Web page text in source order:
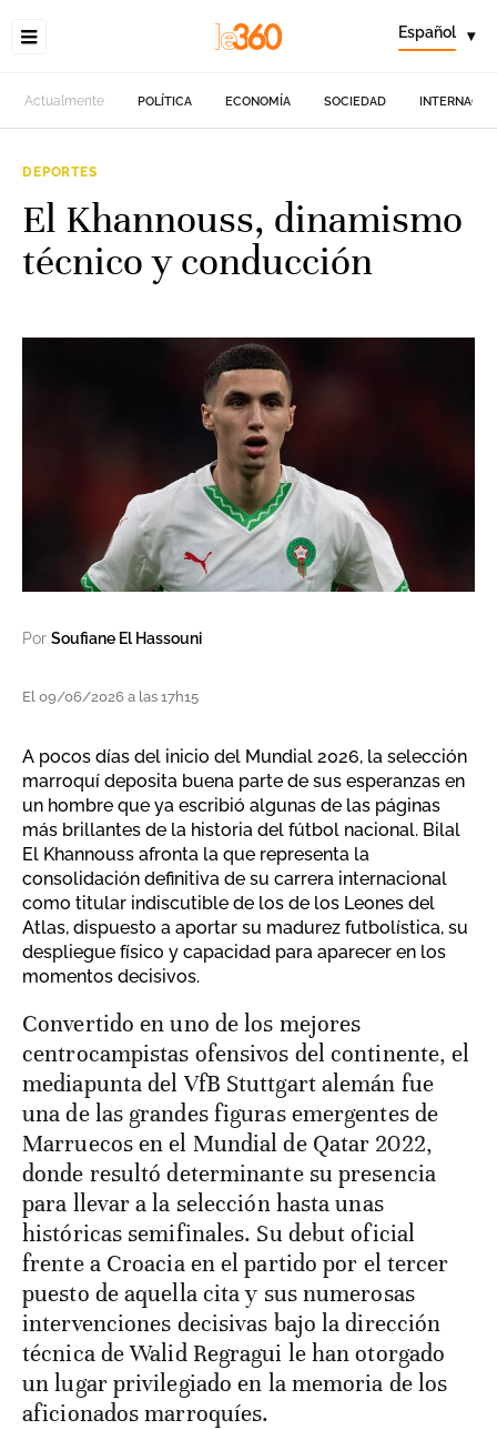
Español ▾
Actualmente POLÍTICA ECONOMÍA SOCIEDAD
DEPORTES
El Khannouss, dinamismo
técnico y conducción
Por Soufiane El Hassouni
El 09/06/2026 a las 17h15
A pocos días del inicio del Mundial 2026, la selección
marroquí deposita buena parte de sus esperanzas en
un hombre que ya escribió algunas de las páginas
más brillantes de la historia del fútbol nacional. Bilal
El Khannouss afronta la que representa la
consolidación definitiva de su carrera internacional
como titular indiscutible de los de los Leones del
Atlas, dispuesto a aportar su madurez futbolística, su
despliegue físico y capacidad para aparecer en los
momentos decisivos.
Convertido en uno de los mejores
centrocampistas ofensivos del continente, el
mediapunta del VfB Stuttgart alemán fue
una de las grandes figuras emergentes de
Marruecos en el Mundial de Qatar 2022,
donde resultó determinante su presencia
para llevar a la selección hasta unas
históricas semifinales. Su debut oficial
frente a Croacia en el partido por el tercer
puesto de aquella cita y sus numerosas
intervenciones decisivas bajo la dirección
técnica de Walid Regragui le han otorgado
un lugar privilegiado en la memoria de los
aficionados marroquíes.